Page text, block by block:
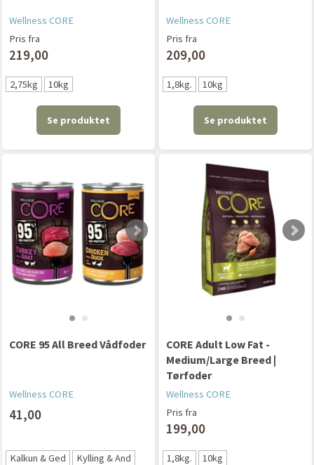
Wellness CORE
Pris fra
219,00
2,75kg 10kg
Se produktet
Wellness CORE
Pris fra
209,00
1,8kg. 10kg
Se produktet
CORE 95 All Breed Vådfoder
Wellness CORE
41,00
Kalkun & Ged Kylling & And
CORE Adult Low Fat -
Medium/Large Breed |
Tørfoder
Wellness CORE
Pris fra
199,00
1,8kg. 10kg